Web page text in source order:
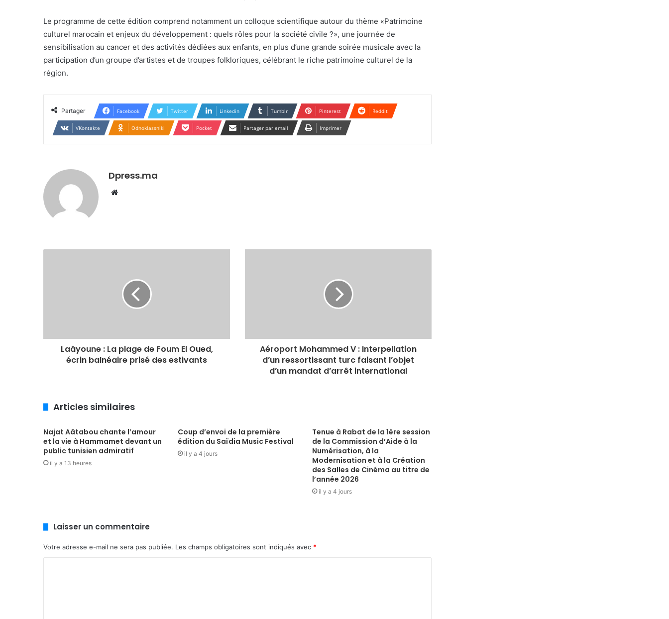
Le programme de cette édition comprend notamment un colloque scientifique autour du thème «Patrimoine
culturel marocain et enjeux du développement : quels rôles pour la société civile ?», une journée de
sensibilisation au cancer et des activités dédiées aux enfants, en plus d’une grande soirée musicale avec la
participation d’un groupe d’artistes et de troupes folkloriques, célébrant le riche patrimoine culturel de la
région.
Partager Facebook Twitter Linkedin Tumblr Pinterest Reddit
VKontakte Odnoklassniki Pocket Partager par email Imprimer
Dpress.ma
Website
Laâyoune : La plage de Foum El Oued,
écrin balnéaire prisé des estivants
Aéroport Mohammed V : Interpellation
d’un ressortissant turc faisant l’objet
d’un mandat d’arrêt international
Articles similaires
Najat Aâtabou chante l’amour
et la vie à Hammamet devant un
public tunisien admiratif
il y a 13 heures
Coup d’envoi de la première
édition du Saïdia Music Festival
il y a 4 jours
Tenue à Rabat de la 1ère session
de la Commission d’Aide à la
Numérisation, à la
Modernisation et à la Création
des Salles de Cinéma au titre de
l’année 2026
il y a 4 jours
Laisser un commentaire
Votre adresse e-mail ne sera pas publiée. Les champs obligatoires sont indiqués avec *